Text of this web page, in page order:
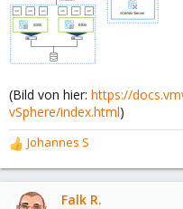
(Bild von hier: https://
vSphere/index.html)
R
e
a
Johannes S
Falk R.